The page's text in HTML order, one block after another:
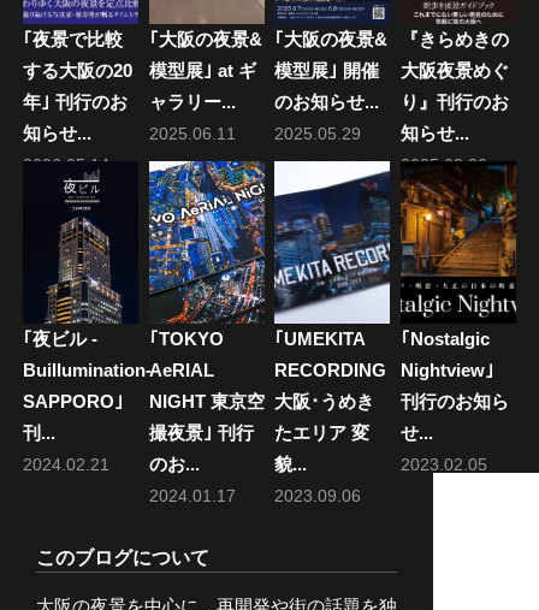
ョ
ン
｢夜景で比較
する大阪の20
年｣ 刊行のお
知らせ...
2026.05.14
｢大阪の夜景&
模型展｣ at ギ
ャラリー...
2025.06.11
｢大阪の夜景&
模型展｣ 開催
のお知らせ...
2025.05.29
『きらめきの
大阪夜景めぐ
り』刊行のお
知らせ...
2025.03.30
｢夜ビル -
Buillumination-
SAPPORO｣
刊...
2024.02.21
｢TOKYO
AeRIAL
NIGHT 東京空
撮夜景｣ 刊行
のお...
2024.01.17
｢UMEKITA
RECORDING
大阪･うめき
たエリア 変
貌...
2023.09.06
｢Nostalgic
Nightview｣
刊行のお知ら
せ...
2023.02.05
このブログについて
大阪の夜景を中心に、再開発や街の話題を独